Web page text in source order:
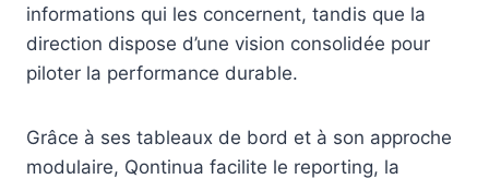
informations qui les concernent, tandis que la
direction dispose d’une vision consolidée pour
piloter la performance durable.
Grâce à ses tableaux de bord et à son approche
modulaire, Qontinua facilite le reporting, la